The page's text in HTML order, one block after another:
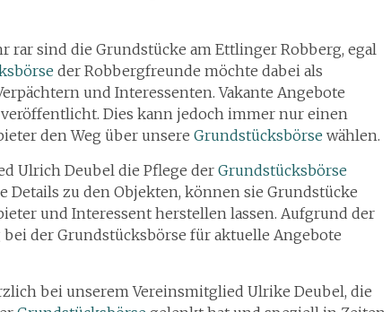
rar sind die Grundstücke am Ettlinger Robberg, egal
der Robbergfreunde möchte dabei als
und Interessenten. Vakante Angebote
Dies kann jedoch immer nur einen
den Weg über unsere Grundstücksbörse wählen.
Ulrich Deubel die Pflege der Grundstücksbörse
zu den Objekten, können sie Grundstücke
und Interessent herstellen lassen. Aufgrund der
der Grundstücksbörse für aktuelle Angebote
bei unserem Vereinsmitglied Ulrike Deubel, die